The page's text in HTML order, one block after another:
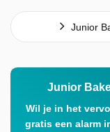
Junior
Junior
Wil je in het
gratis een alarm